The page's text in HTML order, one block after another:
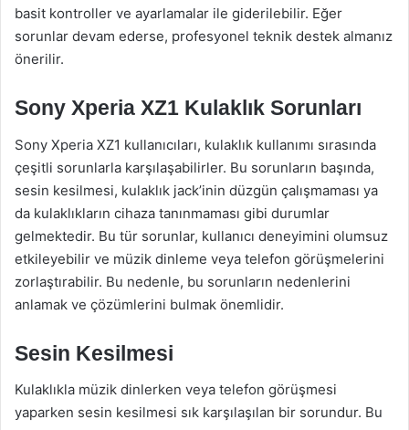
basit kontroller ve ayarlamalar ile giderilebilir. Eğer
sorunlar devam ederse, profesyonel teknik destek almanız
önerilir.
Sony Xperia XZ1 Kulaklık Sorunları
Sony Xperia XZ1 kullanıcıları, kulaklık kullanımı sırasında
çeşitli sorunlarla karşılaşabilirler. Bu sorunların başında,
sesin kesilmesi, kulaklık jack’inin düzgün çalışmaması ya
da kulaklıkların cihaza tanınmaması gibi durumlar
gelmektedir. Bu tür sorunlar, kullanıcı deneyimini olumsuz
etkileyebilir ve müzik dinleme veya telefon görüşmelerini
zorlaştırabilir. Bu nedenle, bu sorunların nedenlerini
anlamak ve çözümlerini bulmak önemlidir.
Sesin Kesilmesi
Kulaklıkla müzik dinlerken veya telefon görüşmesi
yaparken sesin kesilmesi sık karşılaşılan bir sorundur. Bu